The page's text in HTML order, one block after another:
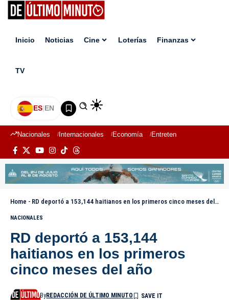
Inicio Noticias Cine Loterías Finanzas
TV
ES|EN
Nacionales Internacionales Economía Entretenimiento
Home - RD deportó a 153,144 haitianos en los primeros cinco meses del año
NACIONALES
RD deportó a 153,144
haitianos en los primeros
cinco meses del año
ByREDACCIÓN DE ÚLTIMO MINUTO